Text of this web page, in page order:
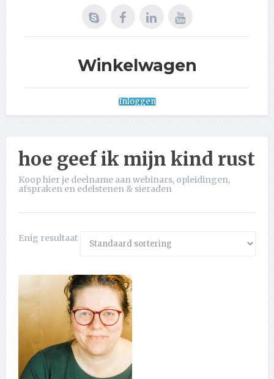
Winkelwagen
Inloggen
hoe geef ik mijn kind rust
Koop hier je deelname aan webinars, opleidingen,
afspraken en edelstenen & sieraden
Enig resultaat